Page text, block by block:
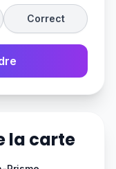
Correct
la carte